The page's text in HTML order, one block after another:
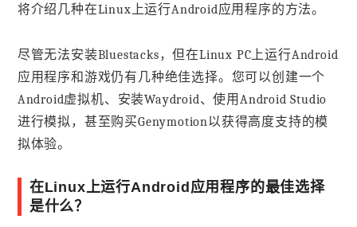
将介绍几种在Linux上运行Android应用程序的方法。
尽管无法安装Bluestacks，但在Linux PC上运行Android
应用程序和游戏仍有几种绝佳选择。您可以创建一个
Android虚拟机、安装Waydroid、使用Android Studio
进行模拟，甚至购买Genymotion以获得高度支持的模
拟体验。
在Linux上运行Android应用程序的最佳选择
是什么？